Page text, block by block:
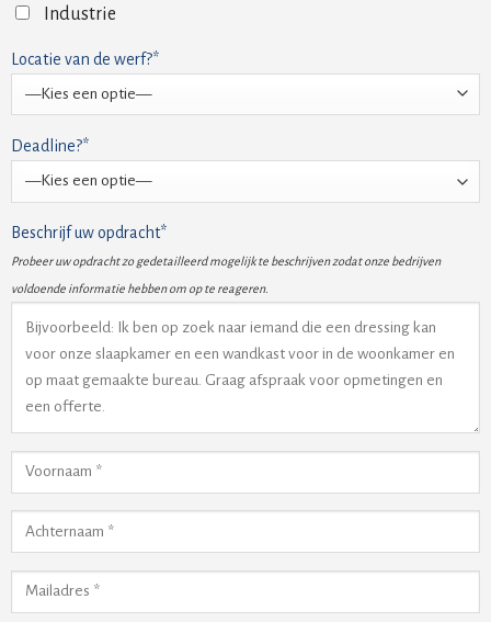
Industrie
Locatie van de werf?*
Deadline?*
Beschrijf uw opdracht*
Probeer uw opdracht zo gedetailleerd mogelijk te beschrijven zodat onze bedrijven
voldoende informatie hebben om op te reageren.